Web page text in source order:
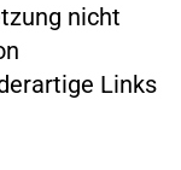
nicht
Links